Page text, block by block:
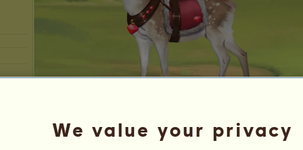
Cupid
We value your privacy